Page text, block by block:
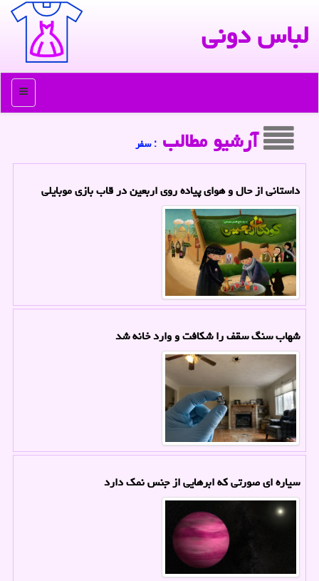
لباس دونی
منو
آرشیو مطالب : سفر
داستانی از حال و هوای پیاده روی اربعین در قاب بازی موبایلی
شهاب سنگ سقف را شکافت و وارد خانه شد
سیاره ای صورتی که ابرهایی از جنس نمک دارد